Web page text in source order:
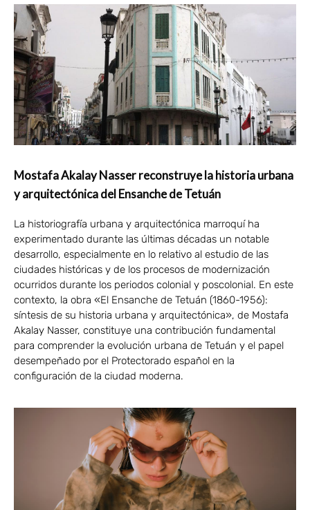
Mostafa Akalay Nasser reconstruye la historia urbana
y arquitectónica del Ensanche de Tetuán
La historiografía urbana y arquitectónica marroquí ha
experimentado durante las últimas décadas un notable
desarrollo, especialmente en lo relativo al estudio de las
ciudades históricas y de los procesos de modernización
ocurridos durante los periodos colonial y poscolonial. En este
contexto, la obra «El Ensanche de Tetuán (1860-1956):
síntesis de su historia urbana y arquitectónica», de Mostafa
Akalay Nasser, constituye una contribución fundamental
para comprender la evolución urbana de Tetuán y el papel
desempeñado por el Protectorado español en la
configuración de la ciudad moderna.